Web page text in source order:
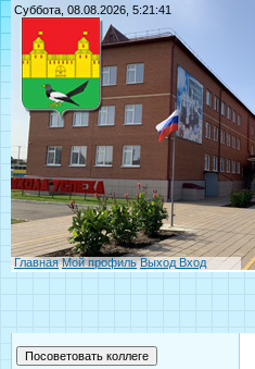
Суббота, 08.08.2026, 5:21:41
Главная Мой профиль Выход Вход